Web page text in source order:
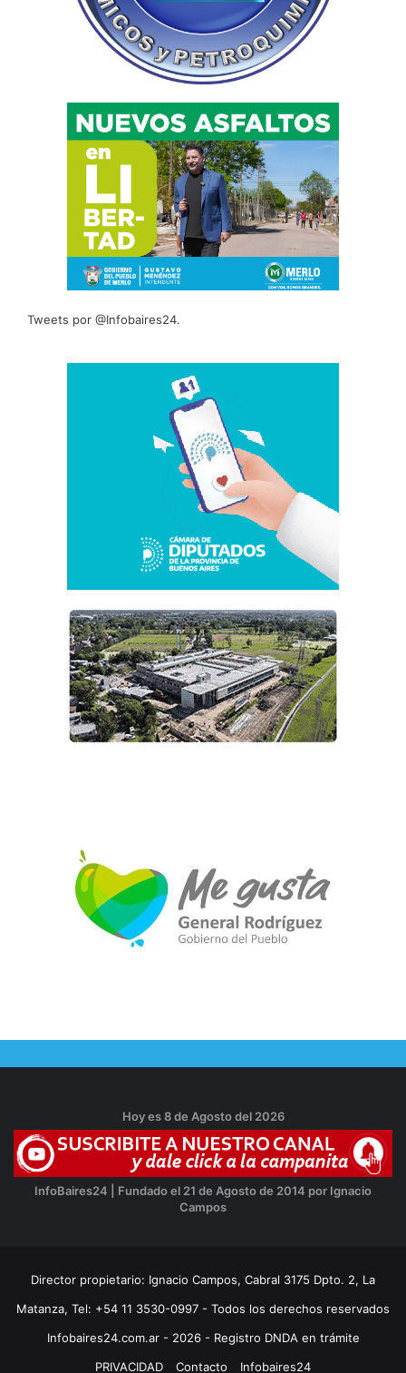
Tweets por @Infobaires24.
Hoy es 8 de Agosto del 2026
InfoBaires24 | Fundado el 21 de Agosto de 2014 por Ignacio
Campos
Director propietario: Ignacio Campos, Cabral 3175 Dpto. 2, La
Matanza, Tel: +54 11 3530-0997 - Todos los derechos reservados
Infobaires24.com.ar - 2026 - Registro DNDA en trámite
PRIVACIDAD
Contacto Infobaires24